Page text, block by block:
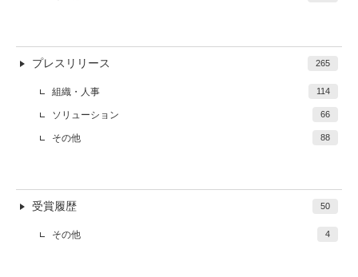
プレスリリース 265
組織・人事 114
ソリューション 66
その他 88
受賞履歴 50
その他 4